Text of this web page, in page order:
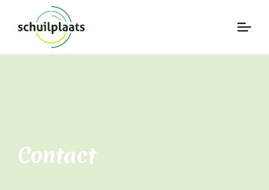
Contact